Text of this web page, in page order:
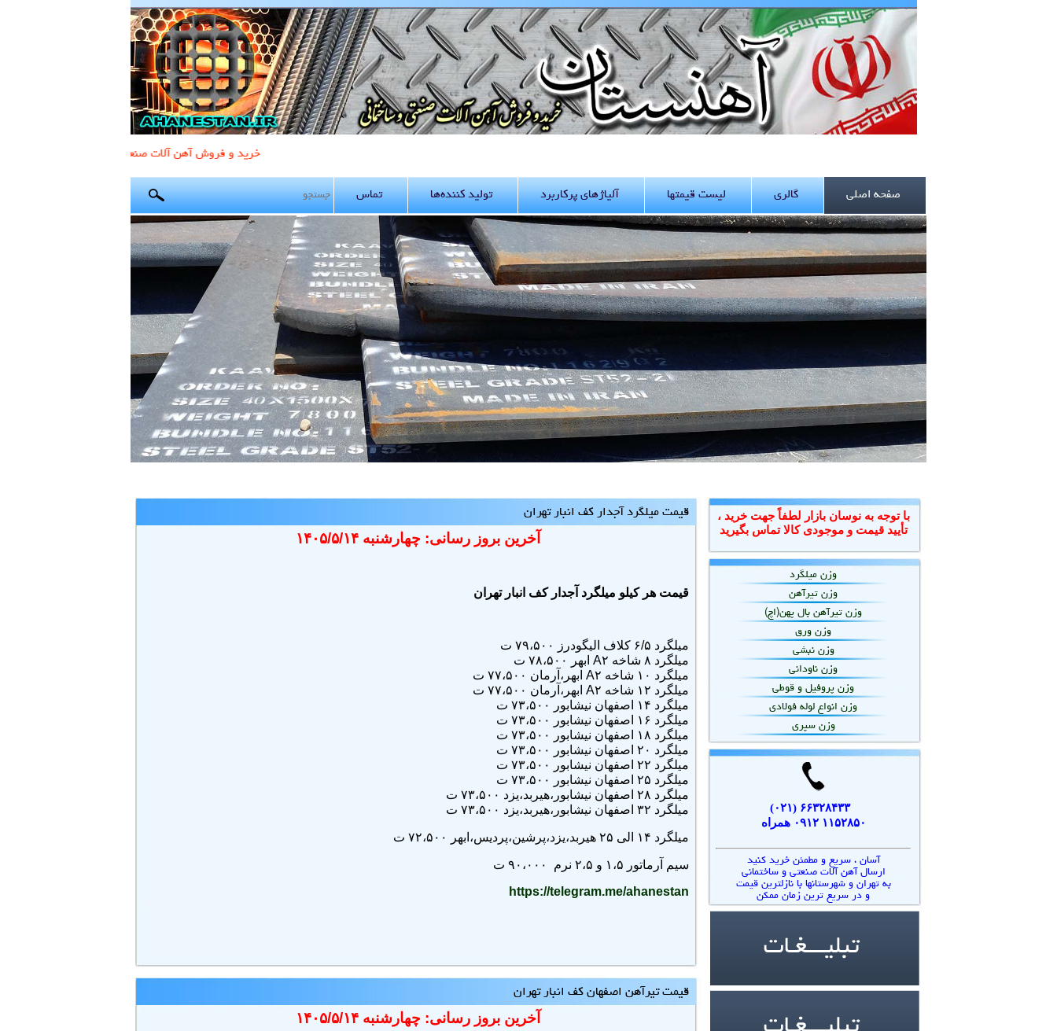
خريد و فروش آهن آلات صنعتي و ساختماني با قيمت مناسب*** ارسال فوري به تمام نقاط كشور***با بیش از
صفحه اصلی گالریلیست قیمتهاآلیاژهای پرکاربردتولید کننده‌هاتماس
قیمت میلگرد آجدار کف انبار تهران
آخرین بروز رسانی: چهارشنبه ۱۴۰۵/۵/۱۴
قیمت هر کیلو میلگرد آجدار کف انبار تهران
میلگرد ۶/۵ کلاف الیگودرز ۷۹،۵۰۰ ت
میلگرد ۸ شاخه A۲ ابهر ۷۸،۵۰۰ ت
میلگرد ۱۰ شاخه A۲ ابهر،آرمان ۷۷،۵۰۰ ت
میلگرد ۱۲ شاخه A۲ ابهر،آرمان ۷۷،۵۰۰ ت
میلگرد ۱۴ اصفهان نيشابور ۷۳،۵۰۰ ت
میلگرد ۱۶ اصفهان نیشابور ۷۳،۵۰۰ ت
میلگرد ۱۸ اصفهان نیشابور ۷۳،۵۰۰ ت
میلگرد ۲۰ اصفهان نیشابور ۷۳،۵۰۰ ت
میلگرد ۲۲ اصفهان نیشابور ۷۳،۵۰۰ ت
میلگرد ۲۵ اصفهان نیشابور ۷۳،۵۰۰ ت
میلگرد ۲۸ اصفهان نیشابور،هیربد،یزد ۷۳،۵۰۰ ت
میلگرد ۳۲ اصفهان نیشابور،هیربد،یزد ۷۳،۵۰۰ ت
میلگرد ۱۴ الی ۲۵ هیربد،یزد،پرشین،پردیس،ابهر ۷۲،۵۰۰ ت
سیم آرماتور ۱،۵ و ۲،۵ نرم ۹۰،۰۰۰ ت
https://telegram.me/ahanestan
قیمت تیرآهن اصفهان کف انبار تهران
آخرین بروز رسانی: چهارشنبه ۱۴۰۵/۵/۱۴
با توجه به نوسان بازار لطفاً جهت خرید ،
تأیید قیمت و موجودی کالا تماس بگیرید
وزن میلگرد
وزن تیرآهن
وزن تیرآهن بال پهن(اچ)
وزن ورق
وزن نبشی
وزن ناودانی
وزن پروفیل و قوطی
وزن انواع لوله فولادی
وزن سپری
۶۶۳۲۸۴۳۳ (۰۲۱)
۱۱۵۲۸۵۰ ۰۹۱۲ همراه
آسان ، سريع و مطمئن خريد كنيد
ارسال آهن آلات صنعتي و ساختماني
به تهران و شهرستانها با نازلترین قیمت
و در سريع ترين زمان ممكن